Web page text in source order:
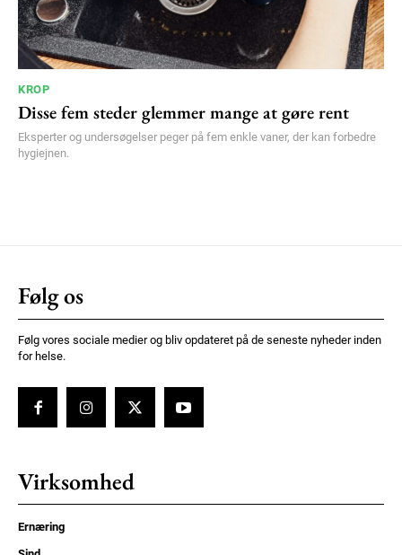
KROP
Disse fem steder glemmer mange at gøre rent
Eksperter og undersøgelser peger på fem enkle vaner, der kan forbedre
hygiejnen.
Følg os
Følg vores sociale medier og bliv opdateret på de seneste nyheder inden
for helse.
Virksomhed
Ernæring